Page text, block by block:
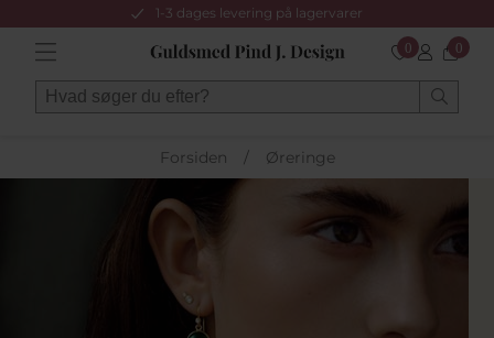
1-3 dages levering på lagervarer
0 0
Forsiden / Øreringe